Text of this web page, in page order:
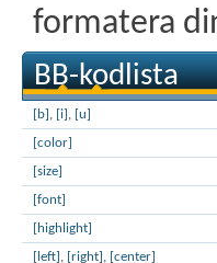
formatera
BB-kodlista
[b] , [i] , [u]
[color]
[size]
[font]
[highlight]
[left] , [right] , [center]